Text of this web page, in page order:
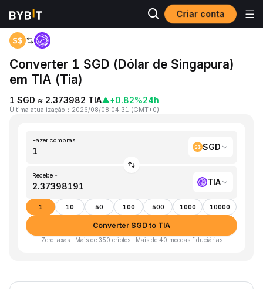
Criar conta
Página inicial
Converter 1 SGD (Dólar de Singapura)
em TIA (Tia)
1 SGD ≈ 2.373982 TIA▲+0.82%24h
Última atualização ： 2026/08/08 04:31 (GMT+0)
Fazer compras
SGD
Recebe ~
TIA
1 10 50 100 500 1000 10000
Converter SGD to TIA
Zero taxas · Mais de 350 criptos · Mais de 40 moedas fiduciárias